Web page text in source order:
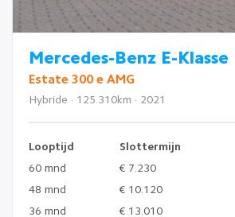
Mercedes-Benz E-Klasse
Estate 300 e AMG
Hybride · 125.310km · 2021
Looptijd Slottermijn
60 mnd
€ 7.230
48 mnd
€ 10.120
36 mnd
€ 13.010